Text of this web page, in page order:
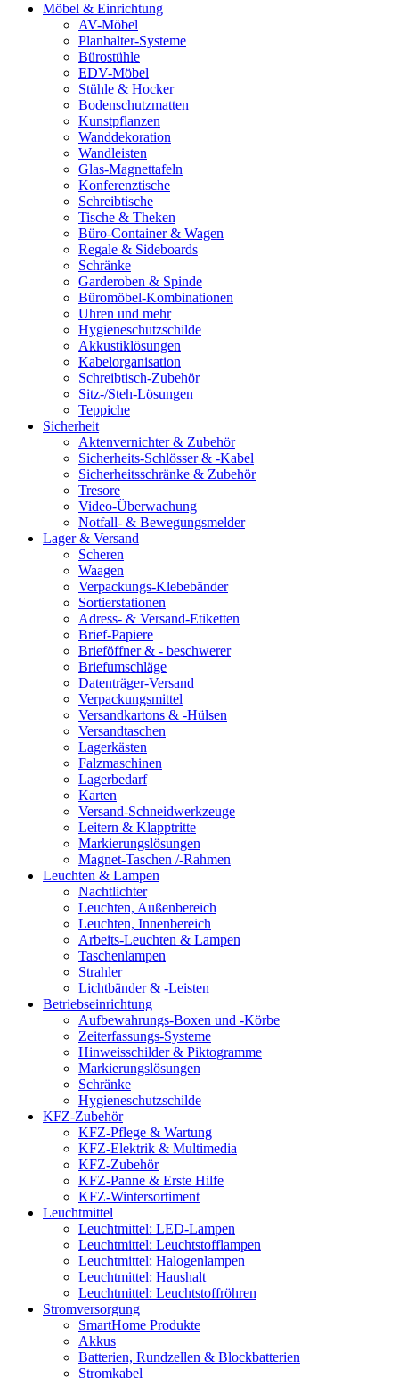
Möbel & Einrichtung
AV-Möbel
Planhalter-Systeme
Bürostühle
EDV-Möbel
Stühle & Hocker
Bodenschutzmatten
Kunstpflanzen
Wanddekoration
Wandleisten
Glas-Magnettafeln
Konferenztische
Schreibtische
Tische & Theken
Büro-Container & Wagen
Regale & Sideboards
Schränke
Garderoben & Spinde
Büromöbel-Kombinationen
Uhren und mehr
Hygieneschutzschilde
Akkustiklösungen
Kabelorganisation
Schreibtisch-Zubehör
Sitz-/Steh-Lösungen
Teppiche
Sicherheit
Aktenvernichter & Zubehör
Sicherheits-Schlösser & -Kabel
Sicherheitsschränke & Zubehör
Tresore
Video-Überwachung
Notfall- & Bewegungsmelder
Lager & Versand
Scheren
Waagen
Verpackungs-Klebebänder
Sortierstationen
Adress- & Versand-Etiketten
Brief-Papiere
Brieföffner & - beschwerer
Briefumschläge
Datenträger-Versand
Verpackungsmittel
Versandkartons & -Hülsen
Versandtaschen
Lagerkästen
Falzmaschinen
Lagerbedarf
Karten
Versand-Schneidwerkzeuge
Leitern & Klapptritte
Markierungslösungen
Magnet-Taschen /-Rahmen
Leuchten & Lampen
Nachtlichter
Leuchten, Außenbereich
Leuchten, Innenbereich
Arbeits-Leuchten & Lampen
Taschenlampen
Strahler
Lichtbänder & -Leisten
Betriebseinrichtung
Aufbewahrungs-Boxen und -Körbe
Zeiterfassungs-Systeme
Hinweisschilder & Piktogramme
Markierungslösungen
Schränke
Hygieneschutzschilde
KFZ-Zubehör
KFZ-Pflege & Wartung
KFZ-Elektrik & Multimedia
KFZ-Zubehör
KFZ-Panne & Erste Hilfe
KFZ-Wintersortiment
Leuchtmittel
Leuchtmittel: LED-Lampen
Leuchtmittel: Leuchtstofflampen
Leuchtmittel: Halogenlampen
Leuchtmittel: Haushalt
Leuchtmittel: Leuchtstoffröhren
Stromversorgung
SmartHome Produkte
Akkus
Batterien, Rundzellen & Blockbatterien
Stromkabel